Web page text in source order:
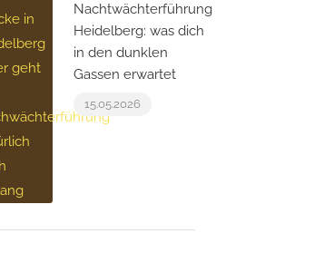
Nachtwächterführung
Heidelberg: was dich
in den dunklen
Gassen erwartet
15.05.2026